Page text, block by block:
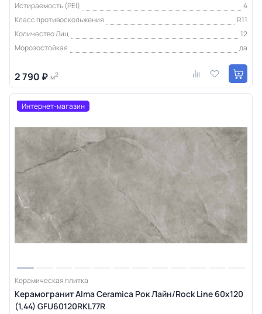
Истираемость (PEI)
4
Класс противоскольжения
R11
Количество Лиц
12
Морозостойкая
да
2 790 ₽ м2
Интернет-магазин
Керамическая плитка
Керамогранит Alma Ceramica Рок Лайн/Rock Line 60х120
(1,44) GFU60120RKL77R